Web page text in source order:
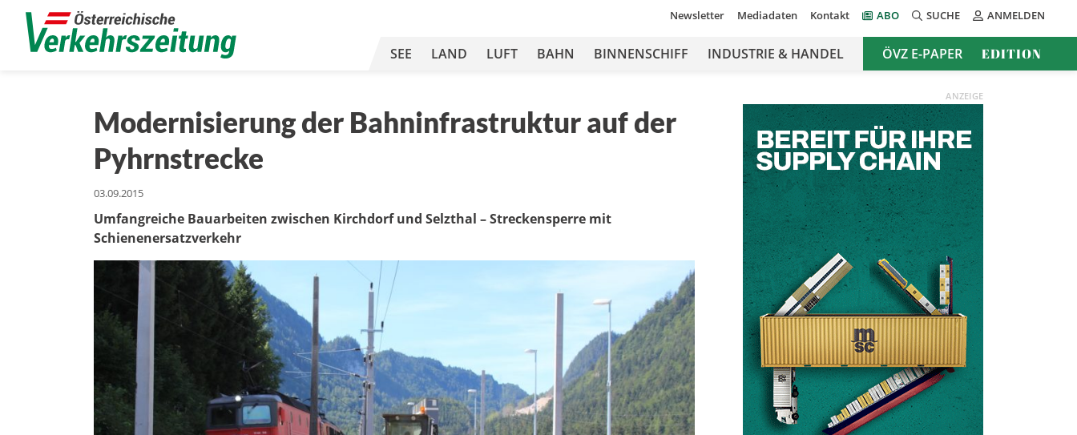
Newsletter Mediadaten Kontakt ABO SUCHE ANMELDEN
SEE LAND LUFT BAHN BINNENSCHIFF INDUSTRIE & HANDEL ÖVZ E-PAPER EDITION
Modernisierung der Bahninfrastruktur auf der
Pyhrnstrecke
03.09.2015
Umfangreiche Bauarbeiten zwischen Kirchdorf und Selzthal – Streckensperre mit
Schienenersatzverkehr
ANZEIGE